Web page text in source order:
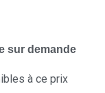
sur demande
à ce prix